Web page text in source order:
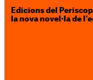
Edicions del
la nova novel·la de